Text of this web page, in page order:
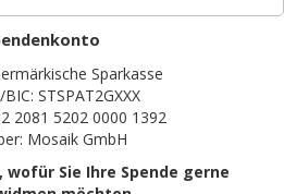
Sparkasse
STSPAT2GXXX
2081 5202 0000 1392
Mosaik GmbH
Sie Ihre Spende gerne